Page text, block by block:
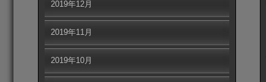
2019年12月
2019年11月
2019年10月